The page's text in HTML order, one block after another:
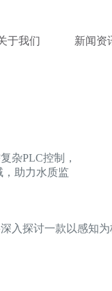
于我们 新闻资
杂PLC控制，
助力水质监
探讨一款以感知